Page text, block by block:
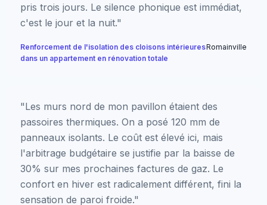
pris trois jours. Le silence phonique est immédiat,
c'est le jour et la nuit."
Renforcement de l'isolation des cloisons intérieures
dans un appartement en rénovation totale
Romainville
"Les murs nord de mon pavillon étaient des
passoires thermiques. On a posé 120 mm de
panneaux isolants. Le coût est élevé ici, mais
l'arbitrage budgétaire se justifie par la baisse de
30% sur mes prochaines factures de gaz. Le
confort en hiver est radicalement différent, fini la
sensation de paroi froide."